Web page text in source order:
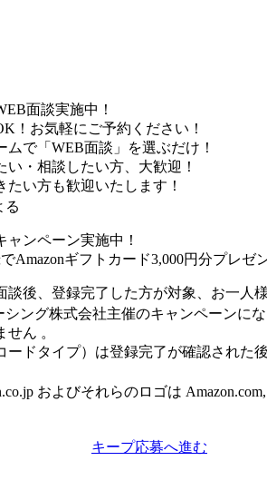
面談実施中！
！お気軽にご予約ください！
ムで「WEB面談」を選ぶだけ！
い・相談したい方、大歓迎！
たい方も歓迎いたします！
る
ンペーン実施中！
Amazonギフトカード3,000円分プレゼ
後、登録完了した方が対象、お一人様
ング株式会社主催のキャンペーンに
ん 。
ドタイプ）は登録完了が確認された
およびそれらのロゴは
キープ応募へ進む